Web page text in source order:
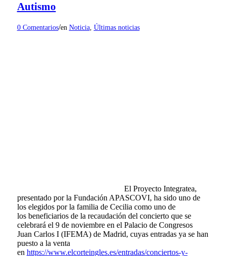
Autismo
0 Comentarios/en Noticia, Últimas noticias
El Proyecto Integratea,
presentado por la Fundación APASCOVI, ha sido uno de
los elegidos por la familia de Cecilia como uno de
los beneficiarios de la recaudación del concierto que se
celebrará el 9 de noviembre en el Palacio de Congresos
Juan Carlos I (IFEMA) de Madrid, cuyas entradas ya se han
puesto a la venta
en https://www.elcorteingles.es/entradas/conciertos-y-